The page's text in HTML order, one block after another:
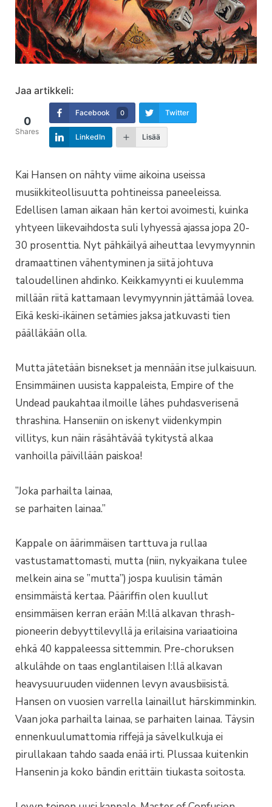
Jaa artikkeli:
0
Shares
Facebook 0 Twitter
LinkedIn Lisää
Kai Hansen on nähty viime aikoina useissa
musiikkiteollisuutta pohtineissa paneeleissa.
Edellisen laman aikaan hän kertoi avoimesti, kuinka
yhtyeen liikevaihdosta suli lyhyessä ajassa jopa 20-
30 prosenttia. Nyt pähkäilyä aiheuttaa levymyynnin
dramaattinen vähentyminen ja siitä johtuva
taloudellinen ahdinko. Keikkamyynti ei kuulemma
millään riitä kattamaan levymyynnin jättämää lovea.
Eikä keski-ikäinen setämies jaksa jatkuvasti tien
päälläkään olla.
Mutta jätetään bisnekset ja mennään itse julkaisuun.
Ensimmäinen uusista kappaleista, Empire of the
Undead paukahtaa ilmoille lähes puhdasverisenä
thrashina. Hanseniin on iskenyt viidenkympin
villitys, kun näin räsähtävää tykitystä alkaa
vanhoilla päivillään paiskoa!
”Joka parhailta lainaa,
se parhaiten lainaa.”
Kappale on äärimmäisen tarttuva ja rullaa
vastustamattomasti, mutta (niin, nykyaikana tulee
melkein aina se ”mutta”) jospa kuulisin tämän
ensimmäistä kertaa. Pääriffin olen kuullut
ensimmäisen kerran erään M:llä alkavan thrash-
pioneerin debyyttilevyllä ja erilaisina variaatioina
ehkä 40 kappaleessa sittemmin. Pre-choruksen
alkulähde on taas englantilaisen I:llä alkavan
heavysuuruuden viidennen levyn avausbiisistä.
Hansen on vuosien varrella lainaillut härskimminkin.
Vaan joka parhailta lainaa, se parhaiten lainaa. Täysin
ennenkuulumattomia riffejä ja sävelkulkuja ei
pirullakaan tahdo saada enää irti. Plussaa kuitenkin
Hansenin ja koko bändin erittäin tiukasta soitosta.